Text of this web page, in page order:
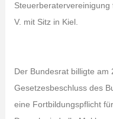
Steuerberatervereinigung
V. mit Sitz in Kiel.
Der Bundesrat billigte am
Gesetzesbeschluss des
eine Fortbildungspflicht